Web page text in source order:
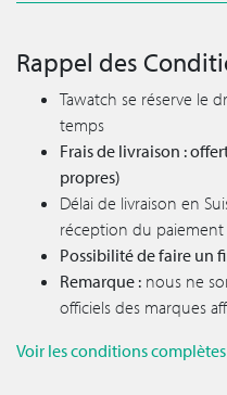
Rappel des
Tawatch se réserve le
temps
Frais de livraison :
propres)
Délai de livraison en
réception du paiement
Possibilité de faire un
Remarque : nous ne
officiels des marques
Voir les conditions complètes